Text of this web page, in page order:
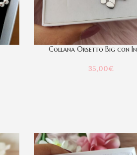
Collana Orsetto Big con
35,00€